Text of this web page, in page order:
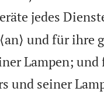
jedes
und für ihre
Lampen;
und seiner